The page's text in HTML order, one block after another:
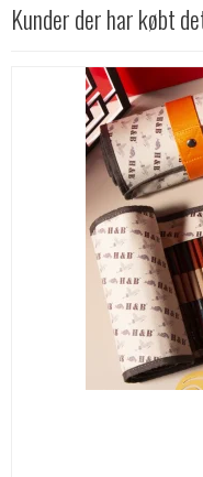
Kunder der har købt